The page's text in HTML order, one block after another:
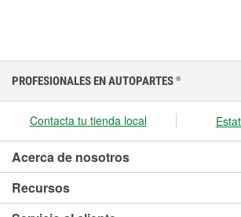
PROFESIONALES EN AUTOPARTES ®
Contacta tu tienda local
Acerca de nosotros
Recursos